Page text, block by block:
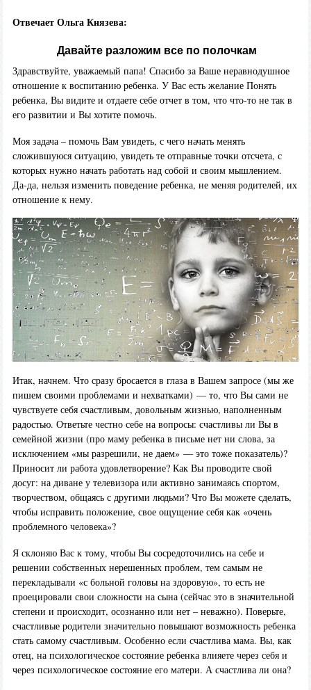
Отвечает Ольга Князева:
Давайте разложим все по полочкам
Здравствуйте, уважаемый папа! Спасибо за Ваше неравнодушное
отношение к воспитанию ребенка. У Вас есть желание Понять
ребенка, Вы видите и отдаете себе отчет в том, что что-то не так в
его развитии и Вы хотите помочь.
Моя задача – помочь Вам увидеть, с чего начать менять
сложившуюся ситуацию, увидеть те отправные точки отсчета, с
которых нужно начать работать над собой и своим мышлением.
Да-да, нельзя изменить поведение ребенка, не меняя родителей, их
отношение к нему.
Итак, начнем. Что сразу бросается в глаза в Вашем запросе (мы же
пишем своими проблемами и нехватками) — то, что Вы сами не
чувствуете себя счастливым, довольным жизнью, наполненным
радостью. Ответьте честно себе на вопросы: счастливы ли Вы в
семейной жизни (про маму ребенка в письме нет ни слова, за
исключением «мы разрешили, не даем» — это тоже показатель)?
Приносит ли работа удовлетворение? Как Вы проводите свой
досуг: на диване у телевизора или активно занимаясь спортом,
творчеством, общаясь с другими людьми? Что Вы можете сделать,
чтобы исправить положение, свое ощущение себя как «очень
проблемного человека»?
Я склоняю Вас к тому, чтобы Вы сосредоточились на себе и
решении собственных нерешенных проблем, тем самым не
перекладывали «с больной головы на здоровую», то есть не
проецировали свои сложности на сына (сейчас это в значительной
степени и происходит, осознанно или нет – неважно). Поверьте,
счастливые родители значительно повышают возможность ребенка
стать самому счастливым. Особенно если счастлива мама. Вы, как
отец, на психологическое состояние ребенка влияете через себя и
через психологическое состояние его матери. А счастлива ли она?